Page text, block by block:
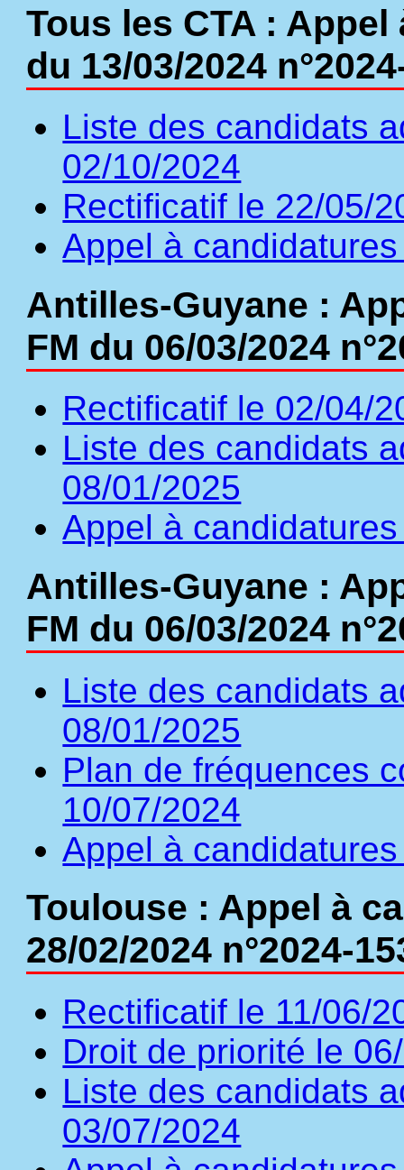
Tous les CTA :
du 13/03/2024
Liste des candidats
02/10/2024
Rectificatif le 22/05/
Appel à
Antilles-Guyane :
FM du 06/03/2024
Rectificatif le 02/04/
Liste des candidats
08/01/2025
Appel à
Antilles-Guyane :
FM du 06/03/2024
Liste des candidats
08/01/2025
Plan de fréquences
10/07/2024
Appel à
Toulouse : Appel à
28/02/2024 n°2024-
Rectificatif le 11/06/
Droit de priorité le
Liste des candidats
03/07/2024